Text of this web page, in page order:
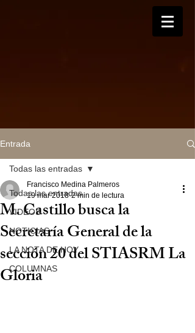
Entrada
Todas las entradas
VIDEOS
NOTICIAS
LA NOTA DE HOY
COLUMNAS
Todas las entradas
M. Castillo busca la
Secretaría General de la
sección 20 del STIASRM La
Gloria
Francisco Medina Palmeros
19 mar 2018 2 min de lectura